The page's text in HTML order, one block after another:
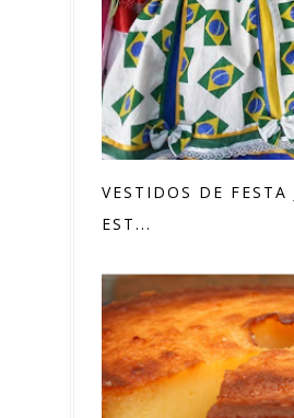
VESTIDOS DE FESTA
EST...